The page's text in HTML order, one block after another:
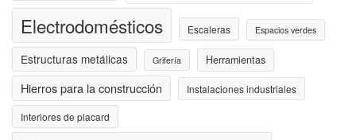
Electrodomésticos Escaleras Espacios verdes
Estructuras metálicas Grifería Herramientas
Hierros para la construcción Instalaciones industriales
Interiores de placard